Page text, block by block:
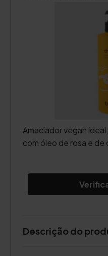
Amaciador vegan
com óleo de rosa e de
Descrição do